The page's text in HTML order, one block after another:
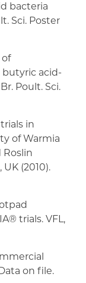
bacteria
Sci. Poster
of
butyric acid-
Poult. Sci.
in
of Warmia
Roslin
(2010).
trials. VFL,
on file.